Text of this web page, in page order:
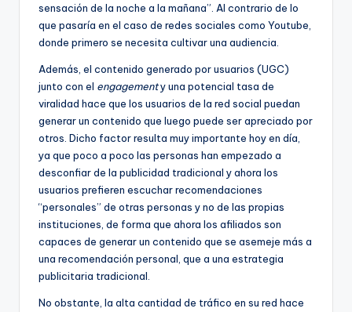
sensación de la noche a la mañana”. Al contrario de lo
que pasaría en el caso de redes sociales como Youtube,
donde primero se necesita cultivar una audiencia.
Además, el contenido generado por usuarios (UGC)
junto con el engagementy una potencial tasa de
viralidad hace que los usuarios de la red social puedan
generar un contenido que luego puede ser apreciado por
otros. Dicho factor resulta muy importante hoy en día,
ya que poco a poco las personas han empezado a
desconfiar de la publicidad tradicional y ahora los
usuarios prefieren escuchar recomendaciones
“personales” de otras personas y no de las propias
instituciones, de forma que ahora los afiliados son
capaces de generar un contenido que se asemeje más a
una recomendación personal, que a una estrategia
publicitaria tradicional.
No obstante, la alta cantidad de tráfico en su red hace